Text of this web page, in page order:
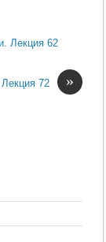
Лекция 62
»
72